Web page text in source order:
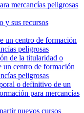
mercancías peligrosas
y sus recursos
un centro de formación
peligrosas
de la titularidad o
un centro de formación
peligrosas
o definitivo de un
para mercancías
nuevos cursos